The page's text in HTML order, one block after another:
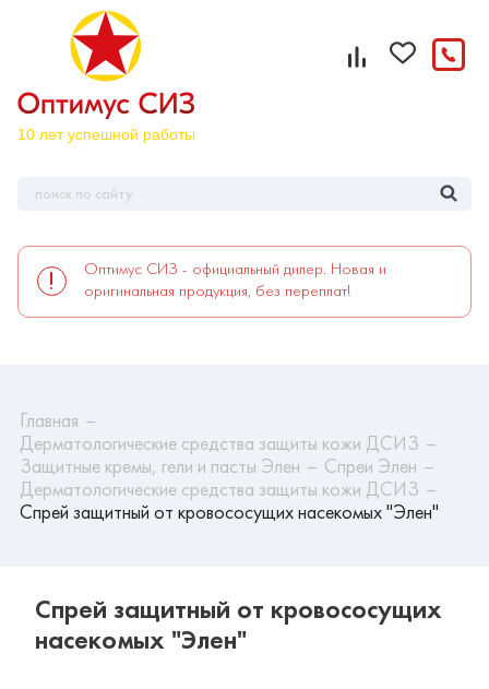
Оптимус СИЗ - официальный дилер. Новая и
оригинальная продукция, без переплат!
Главная
Дерматологические средства защиты кожи ДСИЗ
Защитные кремы, гели и пасты Элен
Спреи Элен
Дерматологические средства защиты кожи ДСИЗ
Спрей защитный от кровососущих насекомых "Элен"
Спрей защитный от кровососущих
насекомых "Элен"